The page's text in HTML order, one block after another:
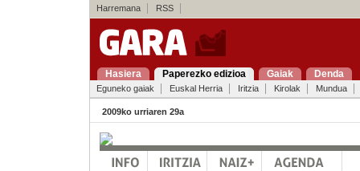
Harremana RSS
Hasiera Paperezko edizioa Gaiak Denda
Eguneko gaiak Euskal Herria Iritzia Kirolak Mundua
2009ko urriaren 29a